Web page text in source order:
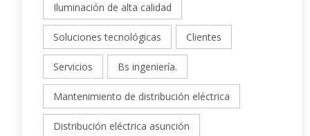
Iluminación de alta calidad
Soluciones tecnológicas Clientes
Servicios Bs ingeniería.
Mantenimiento de distribución eléctrica
Distribución eléctrica asunción